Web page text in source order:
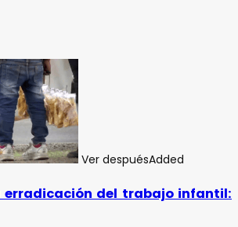
Ver despuésAdded
erradicación del trabajo infantil: